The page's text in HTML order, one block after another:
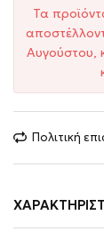
Τα
Αυγούστου,
Πολιτική